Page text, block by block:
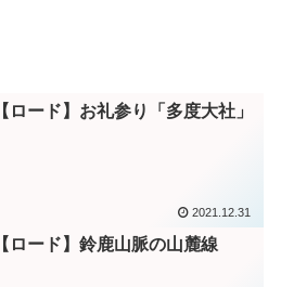
【ロード】お礼参り「多度大社」
2021.12.31
【ロード】鈴鹿山脈の山麓線